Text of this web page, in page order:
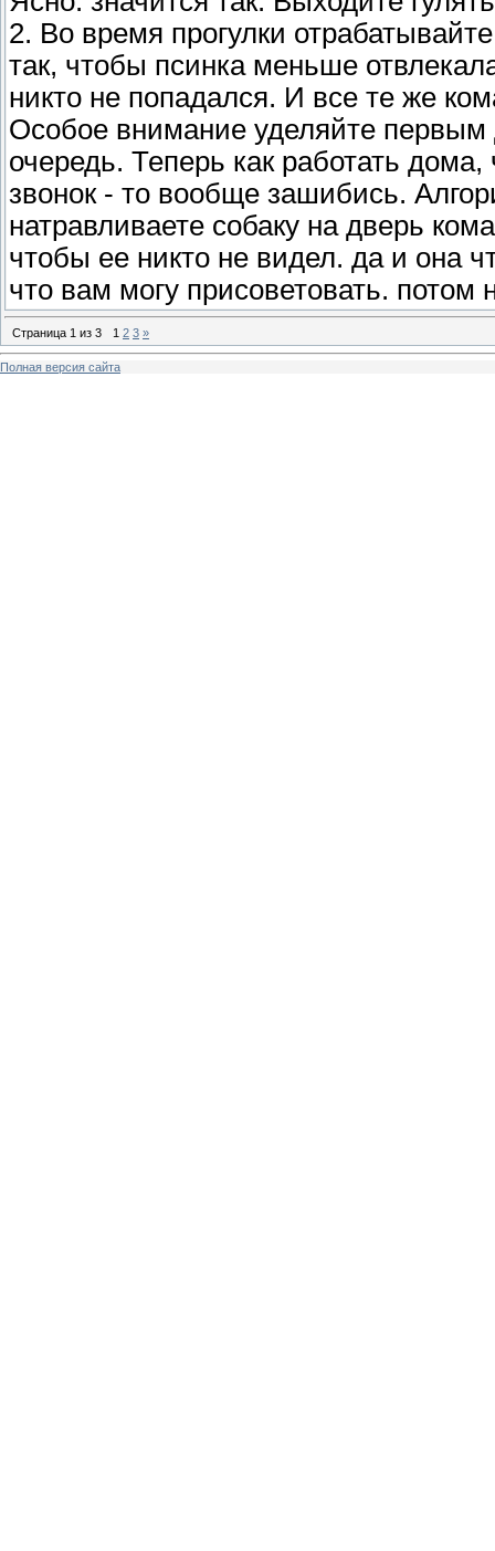
2. Во время прогулки
так, чтобы псинка меньше
никто не попадался. И все те же
Особое внимание уделяйте
очередь. Теперь как работать
звонок - то вообще зашибись.
натравливаете собаку на дверь
чтобы ее никто не видел. да и она
что вам могу присоветовать. потом
Страница 1 из 3 1 2 3 »
Полная версия сайта